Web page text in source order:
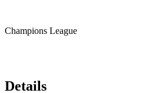
Champions League
Details